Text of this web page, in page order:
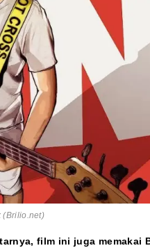
(Brilio.net)
film ini juga memakai